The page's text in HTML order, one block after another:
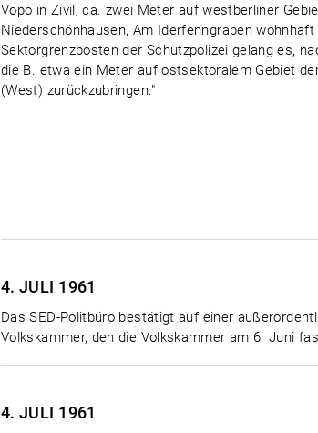
Vopo in Zivil, ca. zwei Meter auf westberliner
Niederschönhausen, Am Iderfenngraben
Sektorgrenzposten der Schutzpolizei gelang es,
die B. etwa ein Meter auf ostsektoralem Gebiet
(West) zurückzubringen."
4. JULI 1961
Das SED-Politbüro bestätigt auf einer
Volkskammer, den die Volkskammer am 6. Juni
4. JULI 1961